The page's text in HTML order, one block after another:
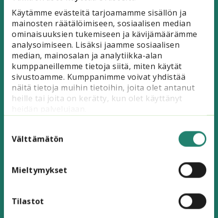
Käytämme evästeitä tarjoamamme sisällön ja
mainosten räätälöimiseen, sosiaalisen median
ominaisuuksien tukemiseen ja kävijämäärämme
analysoimiseen. Lisäksi jaamme sosiaalisen
median, mainosalan ja analytiikka-alan
kumppaneillemme tietoja siitä, miten käytät
sivustoamme. Kumppanimme voivat yhdistää
näitä tietoja muihin tietoihin, joita olet antanut
heille tai joita on kerätty, kun olet käyttänyt
valinta
Välttämätön
Mieltymykset
Tilastot
työkaluja ja menetelmiä. Kuulet myös, miten
toiminnassa voi ottaa huomioon ympäristö- ja
saavutettavuusnäkökulman.
Kouluttajana toimii Siviksen asiantuntija
Marion Fields.Oivallisen järjestöesimerkin
esittää Marttaliiton ympäristö- ja
ilmastoasioiden asiantuntijaHeidi Holmroos,
joka kertoo muun muassa ympäristömarttojen
toiminnasta.
Koulutus on maksuton.
Ilmoittaudu viimeistään 10.9.2024
Lue lisää kestävästä elämästä järjestöissä